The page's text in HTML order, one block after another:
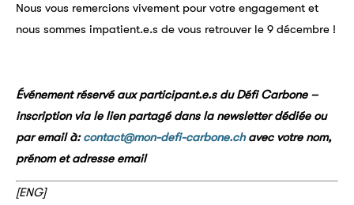
Nous vous remercions vivement pour votre engagement et
nous sommes impatient.e.s de vous retrouver le 9 décembre !
Événement réservé aux participant.e.s du Défi Carbone –
inscription via le lien partagé dans la newsletter dédiée ou
par email à:contact@mon-defi-carbone.chavec votre nom,
prénom et adresse email
[ENG]